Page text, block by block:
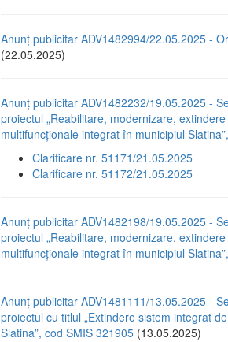
Anunț publicitar ADV1482994/22.05.2025 -
(22.05.2025)
Anunț publicitar ADV1482232/19.05.2025 -
proiectul „Reabilitare, modernizare,
multifuncționale integrat în municipiul
Clarificare nr. 51171/21.05.2025
Clarificare nr. 51172/21.05.2025
Anunț publicitar ADV1482198/19.05.2025 -
proiectul „Reabilitare, modernizare,
multifuncționale integrat în municipiul
Anunț publicitar ADV1481111/13.05.2025 -
proiectul cu titlul „Extindere sistem integrat
Slatina”, cod SMIS 321905 (13.05.2025)